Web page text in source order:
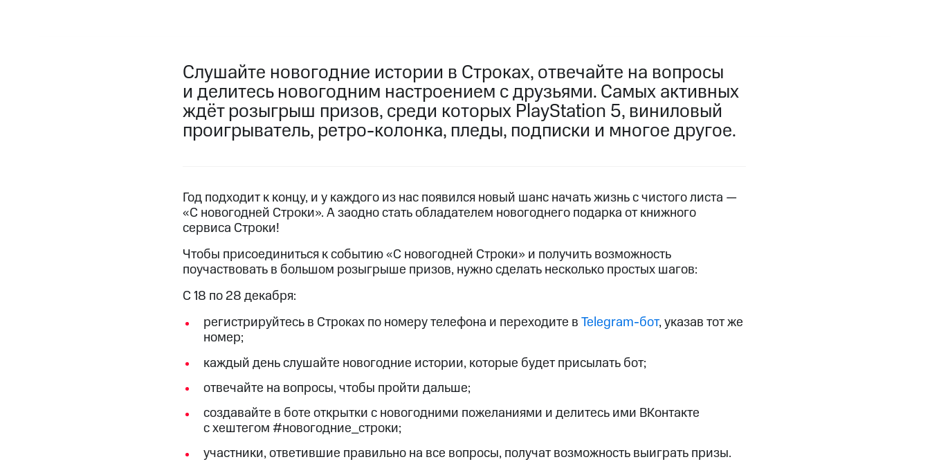
Слушайте новогодние истории в Строках, отвечайте на вопросы
и делитесь новогодним настроением с друзьями. Самых активных
ждёт розыгрыш призов, среди которых PlayStation 5, виниловый
проигрыватель, ретро-колонка, пледы, подписки и многое другое.
Год подходит к концу, и у каждого из нас появился новый шанс начать жизнь с чистого листа —
«С новогодней Строки». А заодно стать обладателем новогоднего подарка от книжного
сервиса Строки!
Чтобы присоединиться к событию «С новогодней Строки» и получить возможность
поучаствовать в большом розыгрыше призов, нужно сделать несколько простых шагов:
С 18 по 28 декабря:
регистрируйтесь в Строках по номеру телефона и переходите вTelegram-бот, указав тот же
номер;
каждый день слушайте новогодние истории, которые будет присылать бот;
отвечайте на вопросы, чтобы пройти дальше;
создавайте в боте открытки с новогодними пожеланиями и делитесь ими ВКонтакте
с хештегом #новогодние_строки;
участники, ответившие правильно на все вопросы, получат возможность выиграть призы.